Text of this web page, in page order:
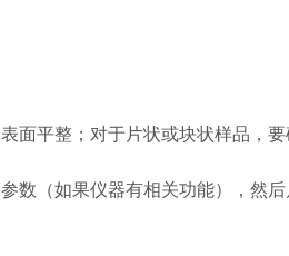
平整；对于片状或块状样品，
（如果仪器有相关功能），然后